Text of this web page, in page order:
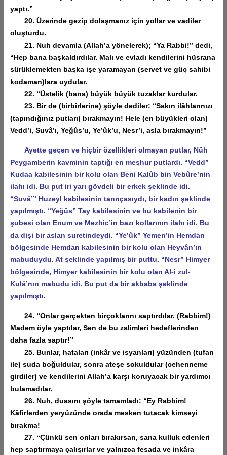
yaptı.”
20. Üzerinde gezip dolaşmanız için yollar ve vadiler
oluşturdu.
21. Nuh devamla (Allah’a yönelerek); “Ya Rabbi!” dedi,
“Hep bana başkaldırdılar. Malı ve evladı kendilerini hüsrana
sürüklemekten başka işe yaramayan (servet ve güç sahibi
kodaman)lara uydular.
22. “Üstelik (bana) büyük büyük tuzaklar kurdular.
23. Bir de (birbirlerine) şöyle dediler: “Sakın ilâhlarınızı
(tapındığınız putları) bırakmayın! Hele (en büyükleri olan)
Vedd’i, Suvâ’ı, Yeğûs’u, Ye’ûk’u, Nesr’i, asla bırakmayın!”
Ayette geçen ve hiçbir özellikleri olmayan putlar, Nûh
Peygamberin kavminin taptığı en meşhur putlardı. “Vedd”
Kudaa kabilesinin bir kolu olan Beni Kalûb bin Vebûre’nin
ilahı idi. Bu put iri yarı gövdeli bir erkek şeklinde idi.
“Suvâ’” Huzeyl kabilesinin tanrıçasıydı, bir kadın şeklinde
yapılmıştı. “Yeğûs” Tay kabilesinin ve bu kabilenin bir
şubesi olan Enum ve Mezhic’in bazı kollarının ilahı idi. Bu
da dişi bir aslan suretindeydi. “Ye’ûk” Yemen’in Hemdan
bölgesinde Hemdan kabilesinin bir kolu olan Heyvân’ın
mabuduydu. At şeklinde yapılmış bir puttu. “Nesr” Himyer
bölgesinde, Himyer kabilesinin bir kolu olan Al-i zul-
Kulâ’nın mabudu idi. Bu put da bir akbaba şeklinde
yapılmıştı.
24. “Onlar gerçekten birçoklarını saptırdılar. (Rabbim!)
Madem öyle yaptılar, Sen de bu zalimleri hedeflerinden
daha fazla saptır!”
25. Bunlar, hataları (inkâr ve isyanları) yüzünden (tufan
ile) suda boğuldular, sonra ateşe sokuldular (cehenneme
girdiler) ve kendilerini Allah’a karşı koruyacak bir yardımcı
bulamadılar.
26. Nuh, duasını şöyle tamamladı: “Ey Rabbim!
Kâfirlerden yeryüzünde orada mesken tutacak kimseyi
bırakma!
27. “Çünkü sen onları bırakırsan, sana kulluk edenleri
hep saptırmaya çalışırlar ve yalnızca fesada ve inkâra